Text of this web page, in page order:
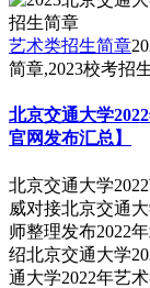
艺术类招生简章
简章,2023校考招
北京交通大学
官网发布汇总】
北京交通大学
威对接北京交通
师整理发布2022
绍北京交通大学
通大学2022年艺